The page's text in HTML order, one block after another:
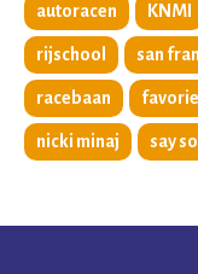
autoracen KNMI
rijschool san
racebaan
nicki minaj say so